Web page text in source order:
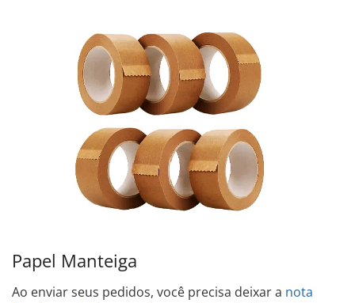
Papel Manteiga
Ao enviar seus pedidos, você precisa deixar a nota